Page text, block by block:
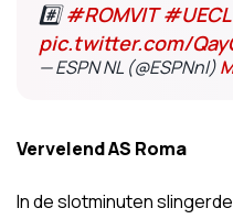
#️⃣#ROMVIT #UECL
pic.twitter.com/
— ESPN NL (@ESPNnl)
Vervelend AS Roma
In de slotminuten